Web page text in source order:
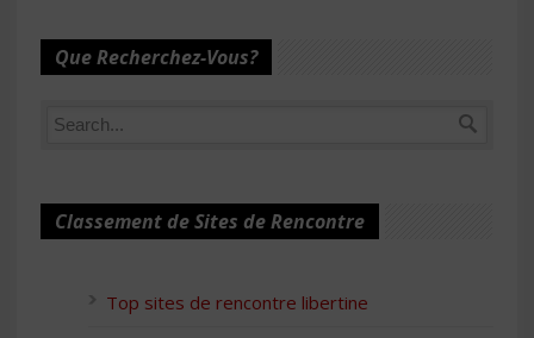
Que Recherchez-Vous?
Classement de Sites de Rencontre
Top sites de rencontre libertine